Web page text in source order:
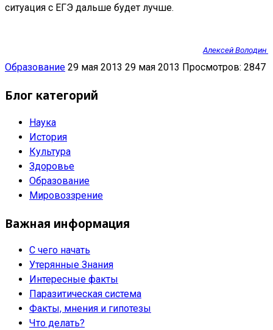
ситуация с ЕГЭ дальше будет лучше.
Алексей Володин
Образование 29 мая 2013 29 мая 2013 Просмотров: 2847
Блог категорий
Наука
История
Культура
Здоровье
Образование
Мировоззрение
Важная информация
С чего начать
Утерянные Знания
Интересные факты
Паразитическая система
Факты, мнения и гипотезы
Что делать?